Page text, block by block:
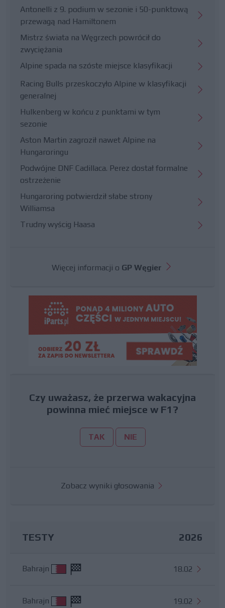
Antonelli z 9. podium w sezonie i 50-punktową
przewagą nad Hamiltonem
Mistrz świata na Węgrzech powrócił do
zwyciężania
Alpine spada na szóste miejsce klasyfikacji
Racing Bulls przeskoczyło Alpine w klasyfikacji
generalnej
Hulkenberg w końcu z punktami w tym
sezonie
Aston Martin zagroził nawet Alpine na
Hungaroringu
Podwójne DNF Cadillaca. Perez dostał formalne
ostrzeżenie
Hungaroring potwierdził słabe strony
Williamsa
Trudny wyścig Haasa
Więcej informacji o GP Węgier
Czy uważasz, że przerwa wakacyjna
powinna mieć miejsce w F1?
TAK NIE
Zobacz wyniki głosowania
TESTY 2026
Bahrajn 18.02
Bahrajn 19.02